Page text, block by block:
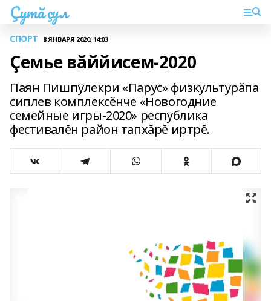
Çутă çул
СПОРТ 8 ЯНВАРЯ 2020, 14:03
Çемье вăййисем-2020
Паян Пишпÿлекри «Парус» физкультурăпа
сиплев комплексĕнче «Новогодние
семейные игры-2020» республика
фестивалĕн район тапхăрĕ иртрĕ.